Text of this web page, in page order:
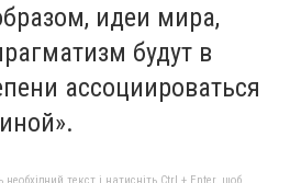
идеи мира,
будут в
ассоциироваться